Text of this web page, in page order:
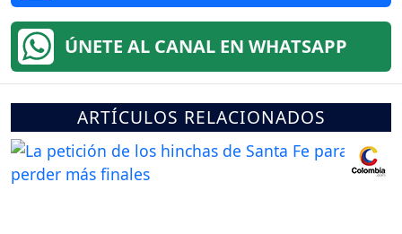
ÚNETE AL CANAL EN WHATSAPP
ARTÍCULOS RELACIONADOS